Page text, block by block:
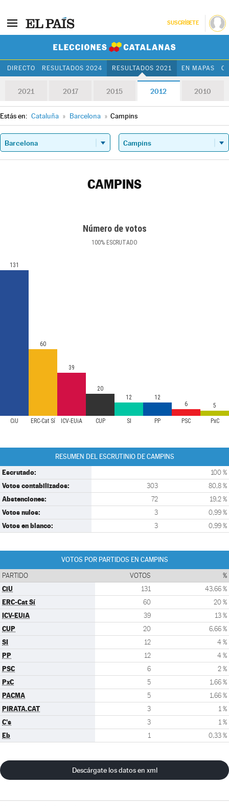
SUSCRÍBETE
DIRECTO RESULTADOS 2024 RESULTADOS 2021 EN MAPAS
2021 2017 2015 2012 2010
Estás en: Cataluña » Barcelona » Campins
CAMPINS
Número de votos
100% ESCRUTADO
CiU ERC-Cat Sí ICV-EUiA CUP SI PP PSC PxC
131
60
39
20
12
12
6
5
RESUMEN DEL ESCRUTINIO DE CAMPINS
Escrutado: 100 %
Votos contabilizados: 303 80,8 %
Abstenciones: 72 19,2 %
Votos nulos: 3 0,99 %
Votos en blanco: 3 0,99 %
VOTOS POR PARTIDOS EN CAMPINS
PARTIDO VOTOS %
CiU 131 43,66 %
ERC-Cat Sí 60 20 %
ICV-EUiA 39 13 %
CUP 20 6,66 %
SI 12 4 %
PP 12 4 %
PSC 6 2 %
PxC 5 1,66 %
PACMA 5 1,66 %
PIRATA.CAT 3 1 %
C's 3 1 %
Eb 1 0,33 %
Descárgate los datos en xml